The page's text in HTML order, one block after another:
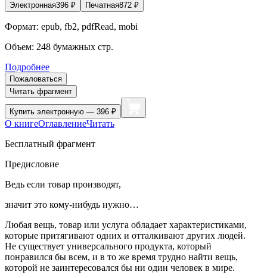
Электронная396 ₽ Печатная872 ₽
Формат: epub, fb2, pdfRead, mobi
Объем: 248 бумажных стр.
Подробнее
Пожаловаться
Читать фрагмент
Купить электронную — 396 ₽
О книгеОглавлениеЧитать
Бесплатный фрагмент
Предисловие
Ведь если товар производят,
значит это кому-нибудь нужно…
Любая вещь, товар или услуга обладает характеристиками,
которые притягивают одних и отталкивают других людей.
Не существует универсального продукта, который
понравился бы всем, и в то же время трудно найти вещь,
которой не заинтересовался бы ни один человек в мире.